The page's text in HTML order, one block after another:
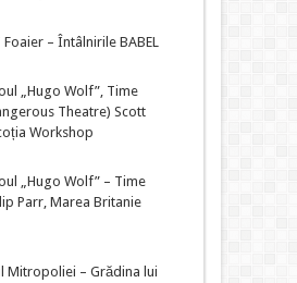
Foaier – Întâlnirile BABEL
„Hugo Wolf”, Time
Theatre) Scott
Workshop
„Hugo Wolf” – Time
Parr, Marea Britanie
Mitropoliei – Grădina lui